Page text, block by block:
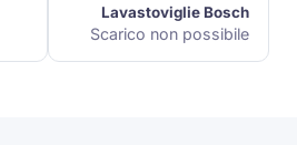
Lavastoviglie Bosch
Scarico non possibile